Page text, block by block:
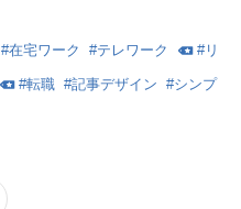
#在宅ワーク #テレワーク #リ
#転職 #記事デザイン #シンプ